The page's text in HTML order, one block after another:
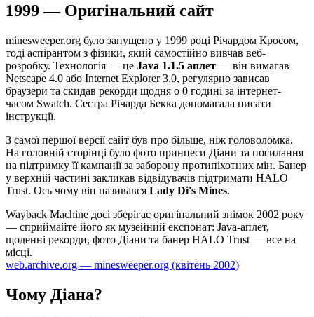
1999 — Оригінальний сайт
minesweeper.org було запущено у 1999 році Річардом Кросом,
тоді аспірантом з фізики, який самостійно вивчав веб-
розробку. Технологія — це Java 1.1.5 аплет — він вимагав
Netscape 4.0 або Internet Explorer 3.0, регулярно зависав
браузери та скидав рекорди щодня о 0 годині за інтернет-
часом Swatch. Сестра Річарда Бекка допомагала писати
інструкції.
З самої першої версії сайт був про більше, ніж головоломка.
На головній сторінці було фото принцеси Діани та посилання
на підтримку її кампанії за заборону протипіхотних мін. Банер
у верхній частині закликав відвідувачів підтримати HALO
Trust. Ось чому він називався Lady Di's Mines.
Wayback Machine досі зберігає оригінальний знімок 2002 року
— сприймайте його як музейний експонат: Java-аплет,
щоденні рекорди, фото Діани та банер HALO Trust — все на
місці.
web.archive.org — minesweeper.org (квітень 2002)
Чому Діана?